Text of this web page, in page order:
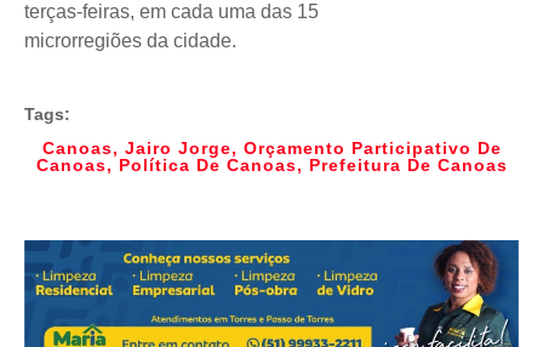
terças-feiras, em cada uma das 15
microrregiões da cidade.
Tags:
Canoas, Jairo Jorge, Orçamento Participativo De
Canoas, Política De Canoas, Prefeitura De Canoas